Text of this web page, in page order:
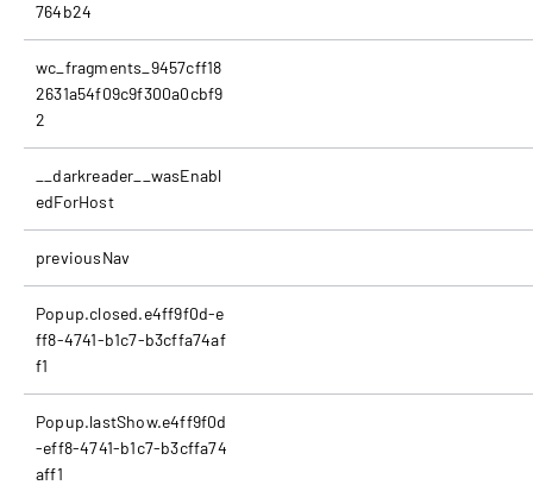
764b24
wc_fragments_9457cff18
2631a54f09c9f300a0cbf9
2
__darkreader__wasEnabl
edForHost
previousNav
Popup.closed.e4ff9f0d-e
ff8-4741-b1c7-b3cffa74af
f1
Popup.lastShow.e4ff9f0d
-eff8-4741-b1c7-b3cffa74
aff1